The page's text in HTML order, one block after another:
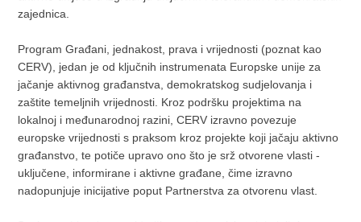
zajednica.
Program Građani, jednakost, prava i vrijednosti (poznat kao
CERV), jedan je od ključnih instrumenata Europske unije za
jačanje aktivnog građanstva, demokratskog sudjelovanja i
zaštite temeljnih vrijednosti. Kroz podršku projektima na
lokalnoj i međunarodnoj razini, CERV izravno povezuje
europske vrijednosti s praksom kroz projekte koji jačaju aktivno
građanstvo, te potiče upravo ono što je srž otvorene vlasti -
uključene, informirane i aktivne građane, čime izravno
nadopunjuje inicijative poput Partnerstva za otvorenu vlast.